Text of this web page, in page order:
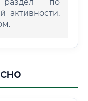
по
активности.